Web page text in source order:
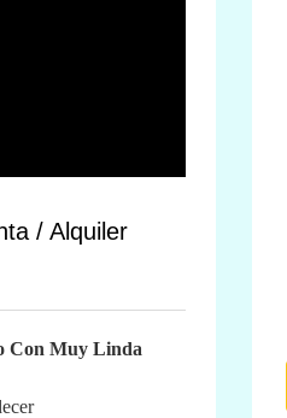
/ Alquiler
Con Muy Linda